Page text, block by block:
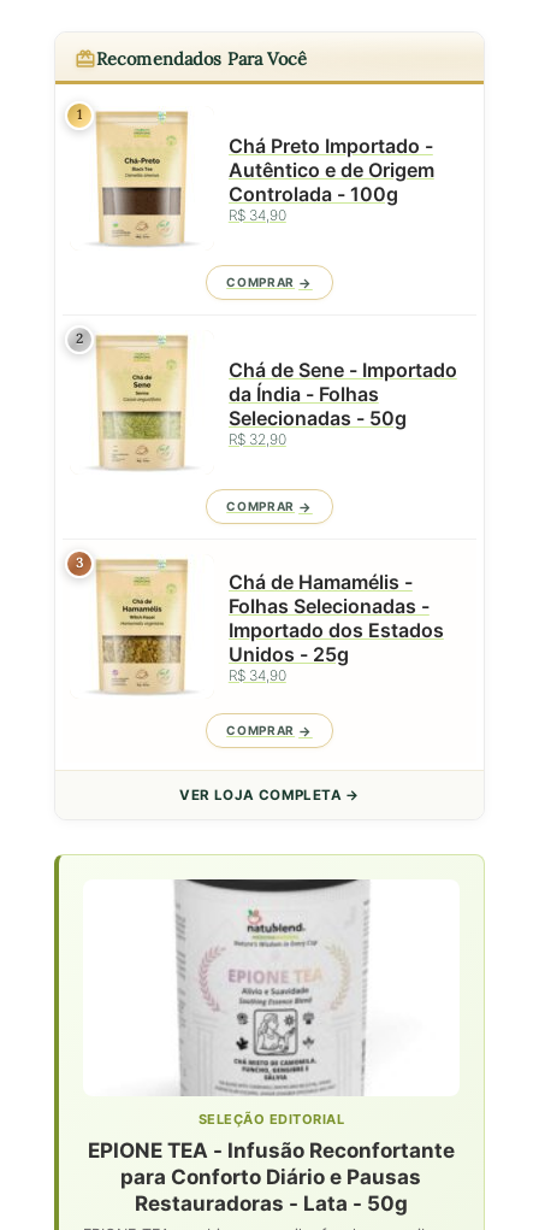
Recomendados Para Você
1
Chá Preto Importado -
Autêntico e de Origem
Controlada - 100g
R$ 34,90
COMPRAR
2
Chá de Sene - Importado
da Índia - Folhas
Selecionadas - 50g
R$ 32,90
COMPRAR
3
Chá de Hamamélis -
Folhas Selecionadas -
Importado dos Estados
Unidos - 25g
R$ 34,90
COMPRAR
VER LOJA COMPLETA →
SELEÇÃO EDITORIAL
EPIONE TEA - Infusão Reconfortante
para Conforto Diário e Pausas
Restauradoras - Lata - 50g